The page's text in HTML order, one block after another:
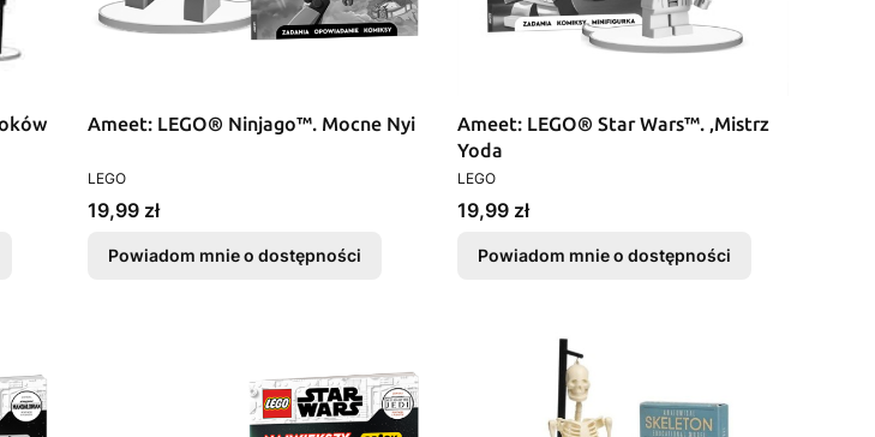
Ameet: LEGO® Ninjago™. Mocne Nyi
PRODUCENT
LEGO
Cena
19,99 zł
Powiadom mnie o dostępności
Ameet: LEGO® Star Wars™. ‚Mistrz
Yoda
PRODUCENT
LEGO
Cena
19,99 zł
Powiadom mnie o dostępności